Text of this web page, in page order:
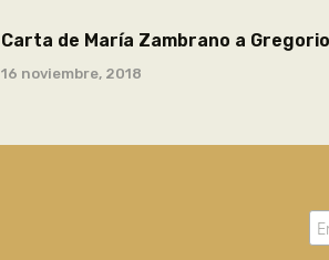
Carta de María Zambrano a
16 noviembre, 2018